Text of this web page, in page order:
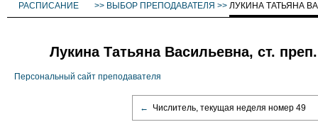
РАСПИСАНИЕ >> ВЫБОР ПРЕПОДАВАТЕЛЯ >> ЛУКИНА ТАТЬЯНА
Лукина Татьяна Васильевна, ст. преп.
Персональный сайт преподавателя
← Числитель, текущая неделя номер 49